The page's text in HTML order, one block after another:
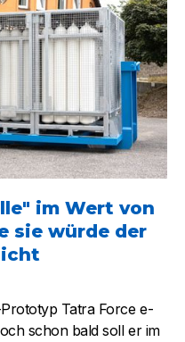
im Wert von
sie würde der
Tatra Force e-
schon bald soll er im